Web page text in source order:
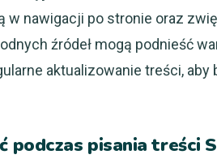
w nawigacji po stronie oraz
źródeł mogą podnieść
aktualizowanie treści, aby
podczas pisania treści